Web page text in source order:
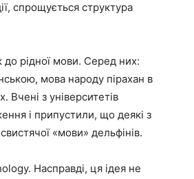
спрощується структура
до рідної мови. Серед них:
мова народу пірахан в
Вчені з університетів
і припустили, що деякі з
«мови» дельфінів.
Насправді, ця ідея не